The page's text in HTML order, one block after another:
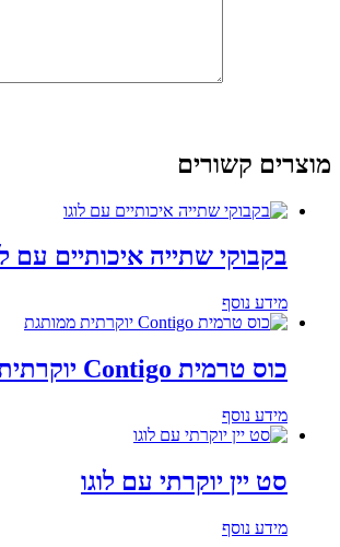
מוצרים קשורים
בקבוקי שתייה איכותיים עם
מידע נוסף
כוס טרמית Contigo יוקרתית ממותגת
מידע נוסף
סט יין יוקרתי עם לוגו
מידע נוסף